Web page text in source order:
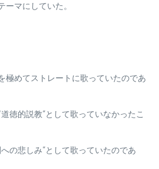
ーマにしていた。
極めてストレートに歌っていたのであ
徳的説教”として歌っていなかったこ
の悲しみ”として歌っていたのであ